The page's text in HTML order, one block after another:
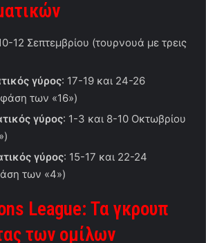
12 Σεπτεμβρίου (τουρνουά με τρεις
γύρος: 17-19 και 24-26
των «16»)
γύρος: 1-3 και 8-10 Οκτωβρίου
γύρος: 15-17 και 22-24
των «4»)
League: Τα γκρουπ
των ομίλων